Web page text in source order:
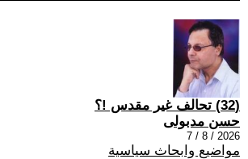
(32) تحالف غير مقدس !؟
حسن مدبولى
2026 / 8 / 7
مواضيع وابحاث سياسية